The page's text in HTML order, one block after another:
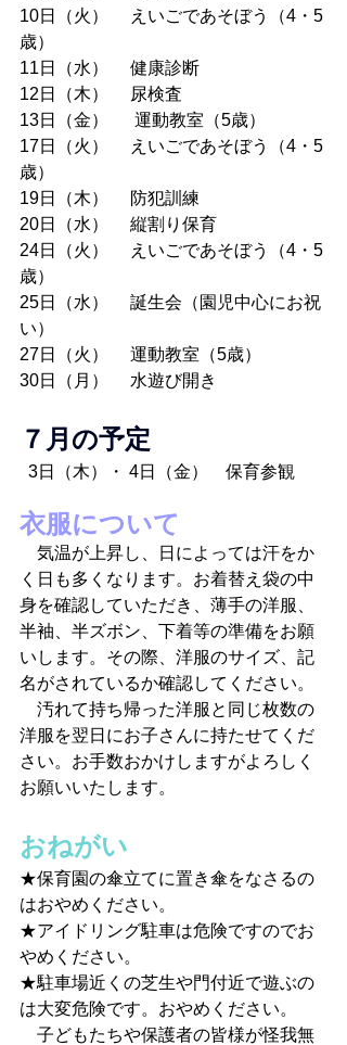
10日（火）     えいごであそぼう（4・5
歳）
11日（水）     健康診断
12日（木）     尿検査
13日（金）  　運動教室（5歳）
17日（火）     えいごであそぼう（4・5
歳）
19日（木）     防犯訓練
20日（水）     縦割り保育
24日（火）     えいごであそぼう（4・5
歳）
25日（水）     誕生会（園児中心にお祝
い）
27日（火）     運動教室（5歳）
30日（月）     水遊び開き
７月の予定
3日（木）・ 4日（金）　保育参観
衣服について
気温が上昇し、日によっては汗をか
く日も多くなります。お着替え袋の中
身を確認していただき、薄手の洋服、
半袖、半ズボン、下着等の準備をお願
いします。その際、洋服のサイズ、記
名がされているか確認してください。
汚れて持ち帰った洋服と同じ枚数の
洋服を翌日にお子さんに持たせてくだ
さい。お手数おかけしますがよろしく
お願いいたします。
おねがい
★保育園の傘立てに置き傘をなさるの
はおやめください。
★アイドリング駐車は危険ですのでお
やめください。
★駐車場近くの芝生や門付近で遊ぶの
は大変危険です。おやめください。
子どもたちや保護者の皆様が怪我無